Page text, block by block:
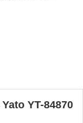
YT-84870